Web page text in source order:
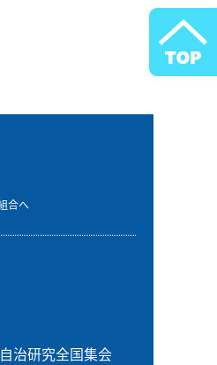
合へ
治研究全国集会